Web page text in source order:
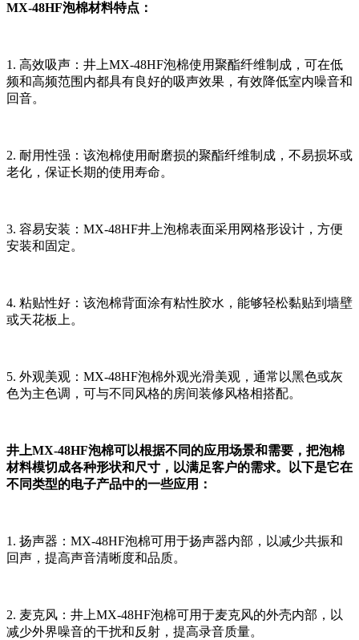
MX-48HF泡棉材料特点：
1. 高效吸声：井上MX-48HF泡棉使用聚酯纤维制成，可在低
频和高频范围内都具有良好的吸声效果，有效降低室内噪音和
回音。
2. 耐用性强：该泡棉使用耐磨损的聚酯纤维制成，不易损坏或
老化，保证长期的使用寿命。
3. 容易安装：MX-48HF井上泡棉表面采用网格形设计，方便
安装和固定。
4. 粘贴性好：该泡棉背面涂有粘性胶水，能够轻松黏贴到墙壁
或天花板上。
5. 外观美观：MX-48HF泡棉外观光滑美观，通常以黑色或灰
色为主色调，可与不同风格的房间装修风格相搭配。
井上MX-48HF泡棉可以根据不同的应用场景和需要，把泡棉
材料模切成各种形状和尺寸，以满足客户的需求。以下是它在
不同类型的电子产品中的一些应用：
1. 扬声器：MX-48HF泡棉可用于扬声器内部，以减少共振和
回声，提高声音清晰度和品质。
2. 麦克风：井上MX-48HF泡棉可用于麦克风的外壳内部，以
减少外界噪音的干扰和反射，提高录音质量。